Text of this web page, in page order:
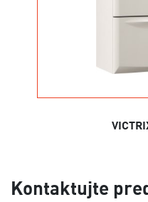
Kontaktujte